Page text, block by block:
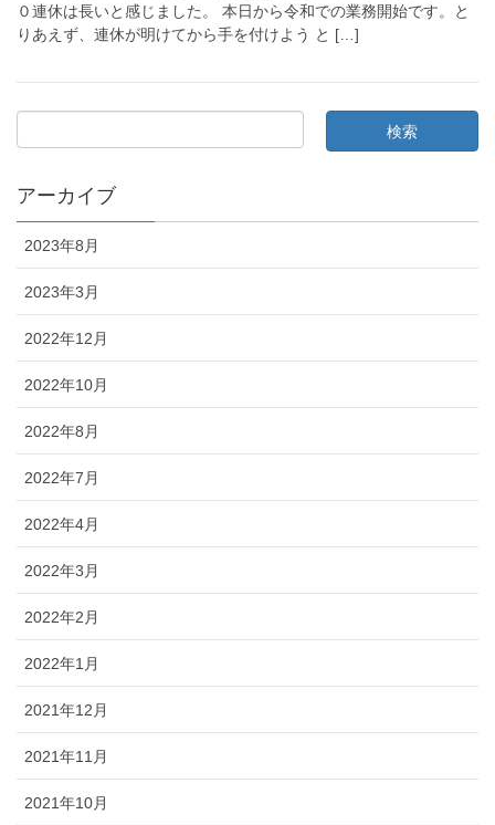
０連休は長いと感じました。 本日から令和での業務開始です。と
りあえず、連休が明けてから手を付けよう と […]
アーカイブ
2023年8月
2023年3月
2022年12月
2022年10月
2022年8月
2022年7月
2022年4月
2022年3月
2022年2月
2022年1月
2021年12月
2021年11月
2021年10月